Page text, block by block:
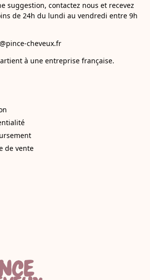
suggestion, contactez nous et recevez
de 24h du lundi au vendredi entre 9h
cheveux.fr
à une entreprise française.
de vente